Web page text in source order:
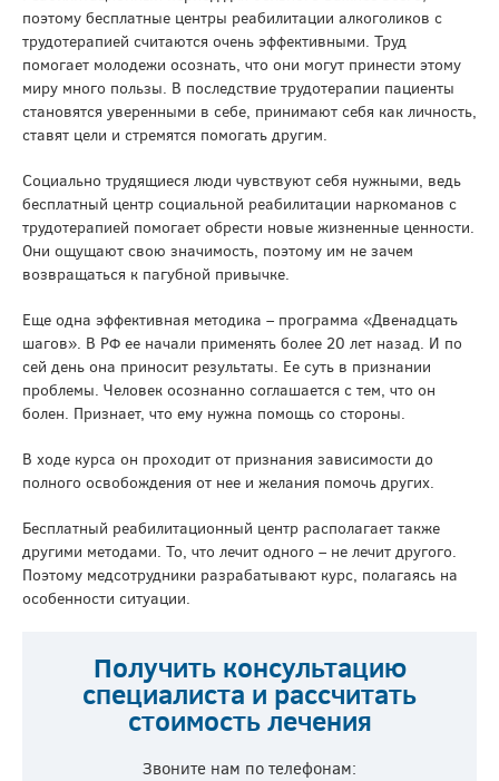
поэтому бесплатные центры реабилитации алкоголиков с
трудотерапией считаются очень эффективными. Труд
помогает молодежи осознать, что они могут принести этому
миру много пользы. В последствие трудотерапии пациенты
становятся уверенными в себе, принимают себя как личность,
ставят цели и стремятся помогать другим.
Социально трудящиеся люди чувствуют себя нужными, ведь
бесплатный центр социальной реабилитации наркоманов с
трудотерапией помогает обрести новые жизненные ценности.
Они ощущают свою значимость, поэтому им не зачем
возвращаться к пагубной привычке.
Еще одна эффективная методика – программа «Двенадцать
шагов». В РФ ее начали применять более 20 лет назад. И по
сей день она приносит результаты. Ее суть в признании
проблемы. Человек осознанно соглашается с тем, что он
болен. Признает, что ему нужна помощь со стороны.
В ходе курса он проходит от признания зависимости до
полного освобождения от нее и желания помочь других.
Бесплатный реабилитационный центр располагает также
другими методами. То, что лечит одного – не лечит другого.
Поэтому медсотрудники разрабатывают курс, полагаясь на
особенности ситуации.
Получить консультацию
специалиста и рассчитать
стоимость лечения
Звоните нам по телефонам: